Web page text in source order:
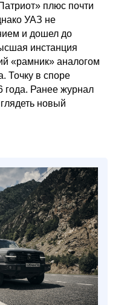
плюс почти
УАЗ не
и дошел до
инстанция
«рамник» аналогом
Точку в споре
года. Ранее журнал
новый